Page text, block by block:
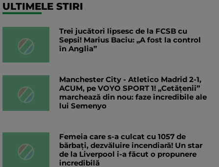
ULTIMELE STIRI
Trei jucători lipsesc de la FCSB cu
Sepsi! Marius Baciu: „A fost la control
în Anglia”
Manchester City - Atletico Madrid 2-1,
ACUM, pe VOYO SPORT 1! „Cetățenii”
marchează din nou: faze incredibile ale
lui Semenyo
Femeia care s-a culcat cu 1057 de
bărbați, dezvăluire incendiară! Un star
de la Liverpool i-a făcut o propunere
incredibilă